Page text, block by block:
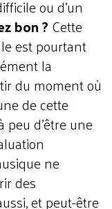
ou d’un
bon ?Cette
est pourtant
la
du moment où
de cette
d’être une
ne
des
et peut-être